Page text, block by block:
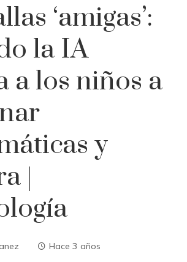
‘amigas’:
la IA
a los niños a
y
|
Hace 3 años